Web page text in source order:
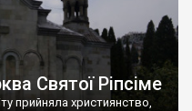
Святої Ріпсіме
прийняла християнство,